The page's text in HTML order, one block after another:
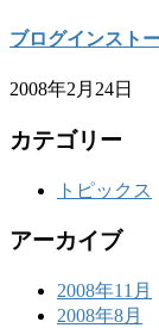
ブログインスト
2008年2月24日
カテゴリー
トピックス
アーカイブ
2008年11月
2008年8月